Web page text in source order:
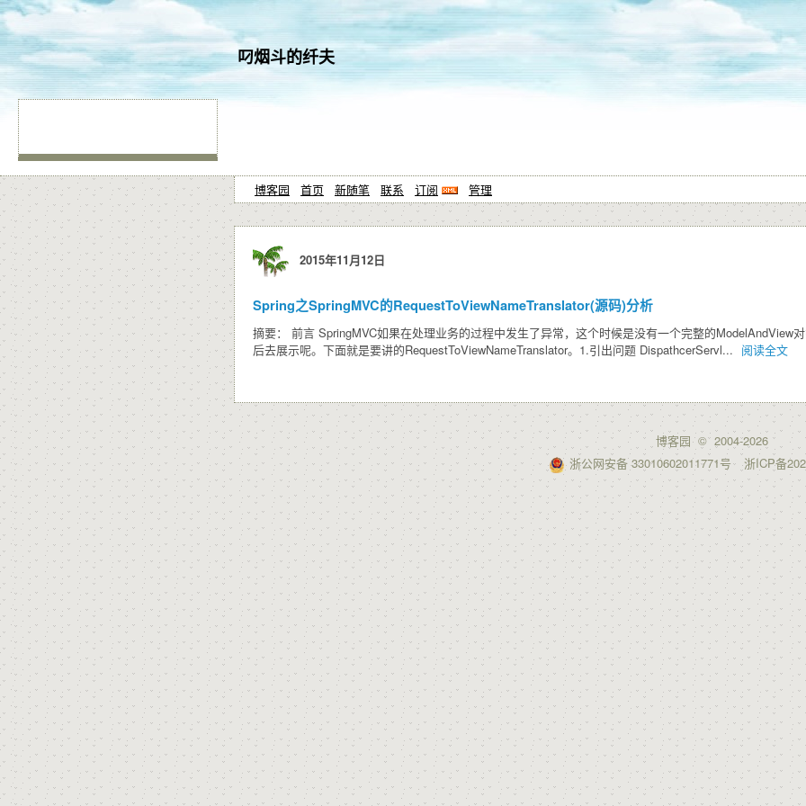
叼烟斗的纤夫
博客园 首页 新随笔 联系 订阅 管理
2015年11月12日
Spring之SpringMVC的RequestToViewNameTranslator(源码)分析
摘要： 前言 SpringMVC如果在处理业务的过程中发生了异常，这个时候是没有一个完整的ModelAndView
后去展示呢。下面就是要讲的RequestToViewNameTranslator。1.引出问题 DispathcerServl... 阅读全文
博客园© 2004-2026
浙公网安备 33010602011771号
浙ICP备